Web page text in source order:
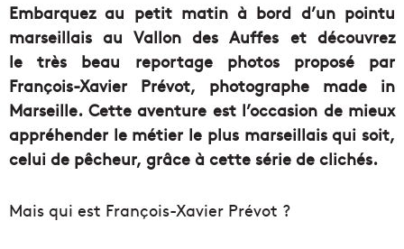
Embarquez au petit matin à bord d’un pointu
marseillais au Vallon des Auffes et découvrez
le très beau reportage photos proposé par
François-Xavier Prévot, photographe made in
Marseille. Cette aventure est l’occasion de mieux
appréhender le métier le plus marseillais qui soit,
celui de pêcheur, grâce à cette série de clichés.
Mais qui est François-Xavier Prévot ?